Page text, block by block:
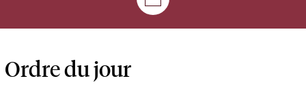
Plenar- und
Ordre du jour